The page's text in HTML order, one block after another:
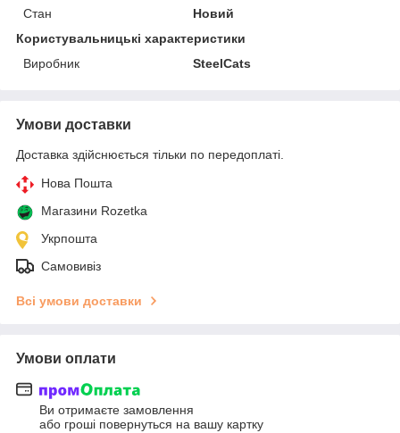
Стан
Новий
Користувальницькі характеристики
Виробник
SteelCats
Умови доставки
Доставка здійснюється тільки по передоплаті.
Нова Пошта
Магазини Rozetka
Укрпошта
Самовивіз
Всі умови доставки
Умови оплати
Ви отримаєте замовлення
або гроші повернуться на вашу картку